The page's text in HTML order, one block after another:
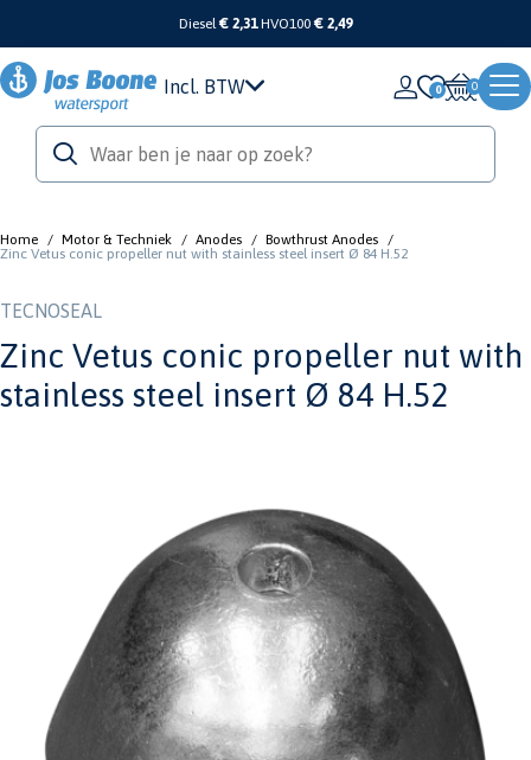
Diesel€ 2,31 HVO100 € 2,49
Incl. BTW 0
Home / Motor & Techniek / Anodes / Bowthrust Anodes /
Zinc Vetus conic propeller nut with stainless steel insert Ø 84 H.52
TECNOSEAL
Zinc Vetus conic propeller nut with
stainless steel insert Ø 84 H.52